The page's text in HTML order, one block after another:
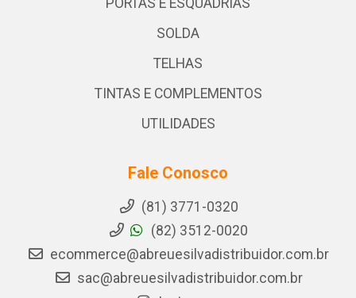
PORTAS E ESQUADRIAS
SOLDA
TELHAS
TINTAS E COMPLEMENTOS
UTILIDADES
Fale Conosco
(81) 3771-0320
(82) 3512-0020
ecommerce@abreuesilvadistribuidor.com.br
sac@abreuesilvadistribuidor.com.br